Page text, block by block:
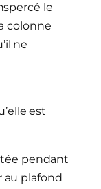
le
colonne
ne
est
pendant
au plafond